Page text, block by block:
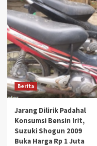
Berita
Jarang Dilirik Padahal
Konsumsi Bensin Irit,
Suzuki Shogun 2009
Buka Harga Rp 1 Juta